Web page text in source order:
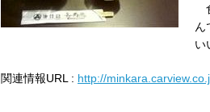
ん
い
関連情報URL : http://